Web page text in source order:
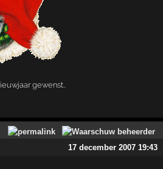
ieuwjaar gewenst..
17 december 2007 19:43